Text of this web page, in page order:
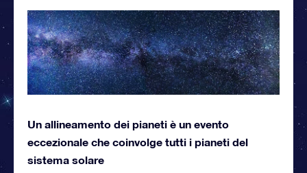
Un allineamento dei pianeti è un evento
eccezionale che coinvolge tutti i pianeti del
sistema solare